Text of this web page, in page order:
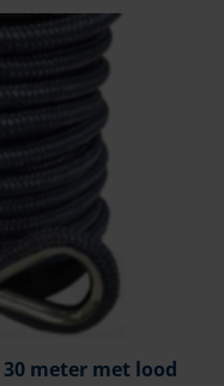
meter met lood